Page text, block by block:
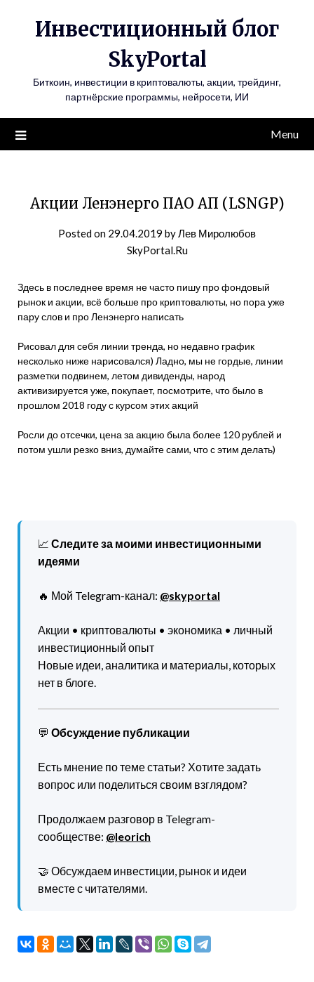
Инвестиционный блог
SkyPortal
Биткоин, инвестиции в криптовалюты, акции, трейдинг,
партнёрские программы, нейросети, ИИ
Menu
Акции Ленэнерго ПАО АП (LSNGP)
Posted on 29.04.2019 byЛев Миролюбов
SkyPortal.Ru
Здесь в последнее время не часто пишу про фондовый
рынок и акции, всё больше про криптовалюты, но пора уже
пару слов и про Ленэнерго написать
Рисовал для себя линии тренда, но недавно график
несколько ниже нарисовался) Ладно, мы не гордые, линии
разметки подвинем, летом дивиденды, народ
активизируется уже, покупает, посмотрите, что было в
прошлом 2018 году с курсом этих акций
Росли до отсечки, цена за акцию была более 120 рублей и
потом ушли резко вниз, думайте сами, что с этим делать)
📈 Следите за моими инвестиционными
идеями
🔥 Мой Telegram-канал: @skyportal
Акции • криптовалюты • экономика • личный
инвестиционный опыт
Новые идеи, аналитика и материалы, которых
нет в блоге.
💬 Обсуждение публикации
Есть мнение по теме статьи? Хотите задать
вопрос или поделиться своим взглядом?
Продолжаем разговор в Telegram-
сообществе: @leorich
🤝 Обсуждаем инвестиции, рынок и идеи
вместе с читателями.